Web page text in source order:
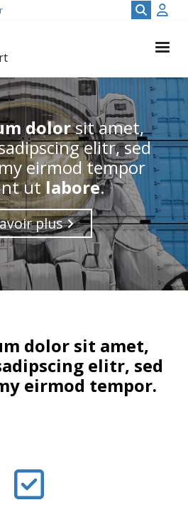
dolorsit amet,
elitr, sed
eirmod tempor
utlabore.
plus
dolor sit amet,
elitr, sed
eirmod tempor.